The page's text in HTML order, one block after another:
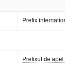
Prefix
Prefixul de